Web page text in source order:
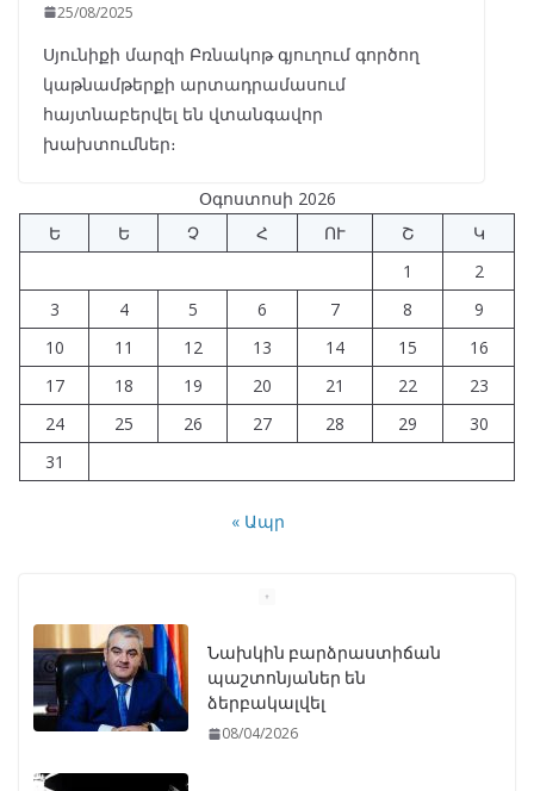
25/08/2025
Սյունիքի մարզի Բռնակոթ գյուղում գործող
կաթնամթերքի արտադրամասում
հայտնաբերվել են վտանգավոր
խախտումներ։
Օգոստոսի 2026
Ե
Ե Չ Հ ՈՒ Շ
Կ
1
2
3
4 5 6 7 8
9
10
11 12 13 14 15
16
17
18 19 20 21 22
23
24
25 26 27 28 29
30
31
« Ապր
Նախկին բարձրաստիճան
պաշտոնյաներ են
ձերբակալվել
08/04/2026